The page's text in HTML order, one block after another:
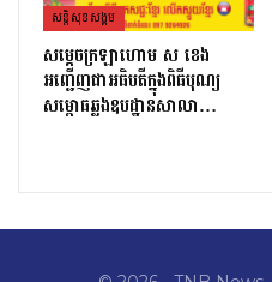
សន្តិសុខសង្គម
សម្ដេចក្រឡាហោម ស ខេង
អញ្ជើញជាអធិបតីក្នុងពិធីបុណ្យ
សម្ពោធឆ្លងឧបដ្ឋានសាលា…